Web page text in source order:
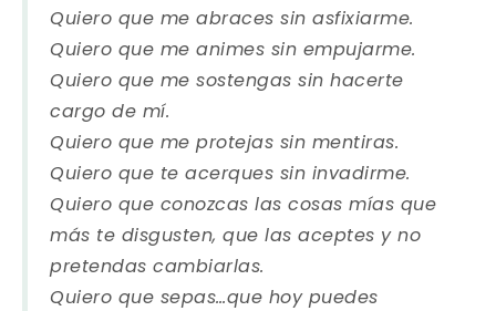
Quiero que me abraces sin asfixiarme.
Quiero que me animes sin empujarme.
Quiero que me sostengas sin hacerte
cargo de mí.
Quiero que me protejas sin mentiras.
Quiero que te acerques sin invadirme.
Quiero que conozcas las cosas mías que
más te disgusten, que las aceptes y no
pretendas cambiarlas.
Quiero que sepas…que hoy puedes